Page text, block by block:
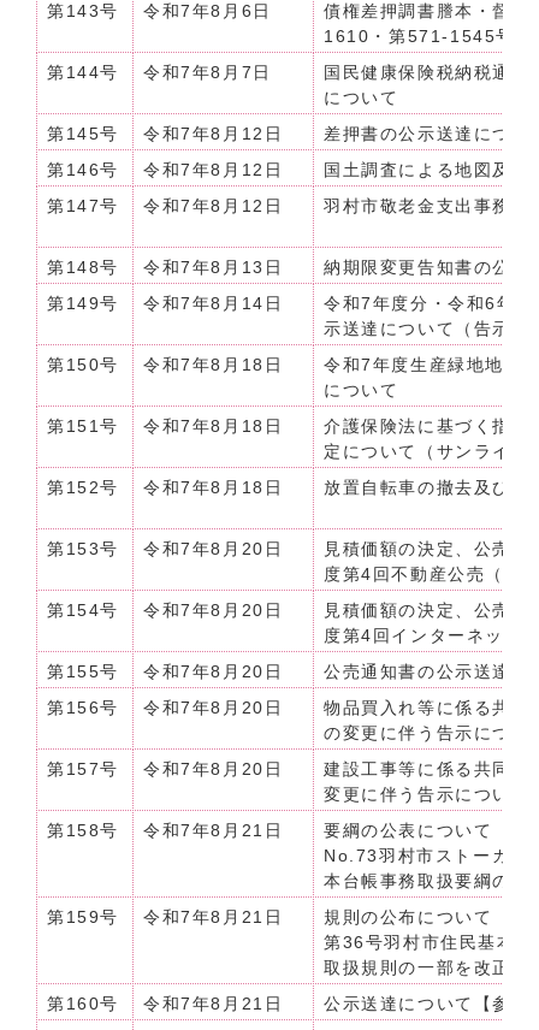
第143号
令和7年8月6日
債権差押調書謄本・督
1610・第571-1545号】
第144号
令和7年8月7日
国民健康保険税納税通
について
第145号
令和7年8月12日
差押書の公示送達につい
第146号
令和7年8月12日
国土調査による地図及
第147号
令和7年8月12日 羽村市敬老金支出事務委
第148号 令和7年8月13日
納期限変更告知書の公示
第149号
令和7年8月14日
令和7年度分・令和6年
示送達について（告示）
第150号
令和7年8月18日
令和7年度生産緑地地区
について
第151号
令和7年8月18日
介護保険法に基づく指定
定について（サンライズ
第152号
令和7年8月18日 放置自転車の撤去及び保
第153号 令和7年8月20日
見積価額の決定、公売
度第4回不動産公売（イ
第154号
令和7年8月20日
見積価額の決定、公売
度第4回インターネット
第155号
令和7年8月20日
公売通知書の公示送達に
第156号
令和7年8月20日
物品買入れ等に係る共同
の変更に伴う告示につい
第157号
令和7年8月20日
建設工事等に係る共同電
変更に伴う告示について
第158号
令和7年8月21日
要綱の公表について（
No.73羽村市ストーカー
本台帳事務取扱要綱の一
第159号
令和7年8月21日
規則の公布について（
第36号羽村市住民基本
取扱規則の一部を改正す
第160号
令和7年8月21日
公示送達について【参加